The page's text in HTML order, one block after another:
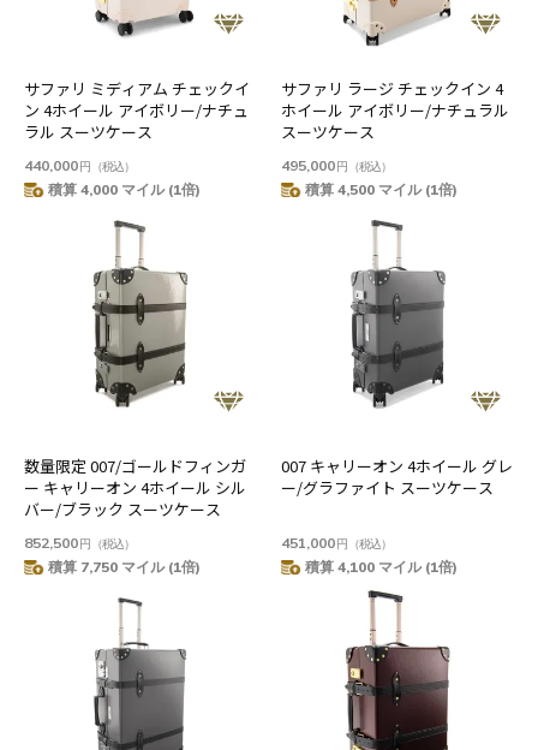
サファリ ミディアム チェックイ
ン 4ホイール アイボリー/ナチュ
ラル スーツケース
440,000円 （税込）
積算 4,000 マイル (1倍)
サファリ ラージ チェックイン 4
ホイール アイボリー/ナチュラル
スーツケース
495,000円 （税込）
積算 4,500 マイル (1倍)
数量限定 007/ゴールドフィンガ
ー キャリーオン 4ホイール シル
バー/ブラック スーツケース
852,500円 （税込）
積算 7,750 マイル (1倍)
007 キャリーオン 4ホイール グレ
ー/グラファイト スーツケース
451,000円 （税込）
積算 4,100 マイル (1倍)